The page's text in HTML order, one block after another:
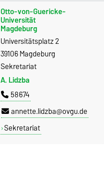
Otto-von-Guericke-
Universität
Magdeburg
Universitätsplatz 2
39106 Magdeburg
Sekretariat
A. Lidzba
58674
annette.lidzba@ovgu.de
Sekretariat